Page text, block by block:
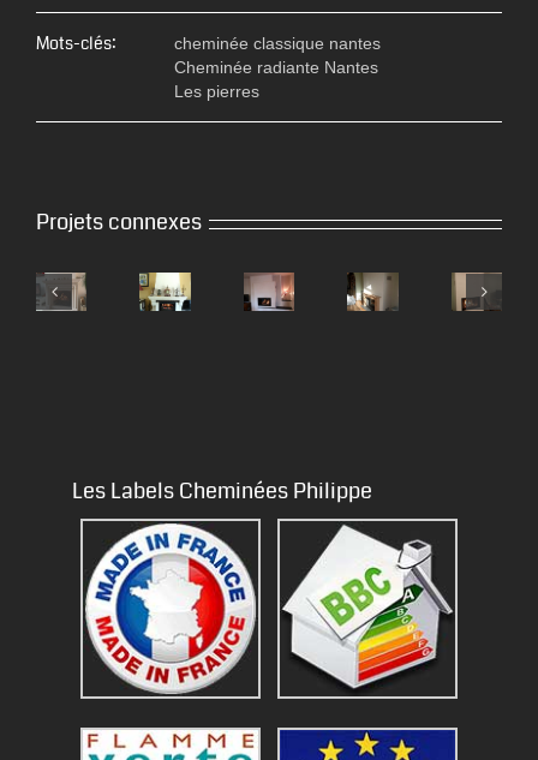
Mots-clés:
cheminée classique nantes
Cheminée radiante Nantes
Les pierres
Projets connexes
Les Labels Cheminées Philippe